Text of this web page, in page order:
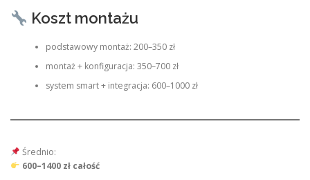
Koszt montażu
podstawowy montaż: 200–350 zł
montaż + konfiguracja: 350–700 zł
system smart + integracja: 600–1000 zł
Średnio:
600–1400 zł całość